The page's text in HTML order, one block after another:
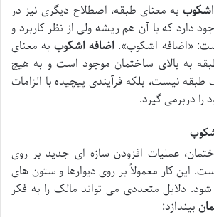
اشکوببه معنای طبقه، اصطلاح دیگری نیز در
دارد که با آن هم ریشه ولی از نظر کاربرد و
«اضافه اشکوب». اضافه اشکوببه معنای
به بالای ساختمان موجود است و به هیچ
نیست، بلکه فرآیندی پیچیده با الزامات
دربرمی گیرد.
عملیات افزودن سازه ای جدید بر روی
این کار معمولاً بر روی دیوارها و ستون های
دلایل متعددی می تواند مالک را به فکر
بیندازد: